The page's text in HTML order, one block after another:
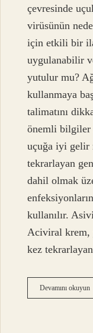
çevresinde
virüsünün
için etkili bir
uygulanabilir
yutulur mu?
kullanmaya
talimatını
önemli bilgiler
uçuğa iyi
tekrarlayan
dahil olmak
kullanılır.
Aciviral krem,
kez
Devamını okuyun